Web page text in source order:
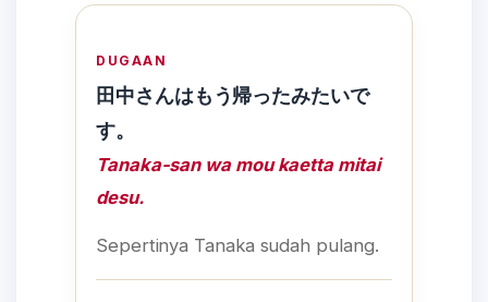
DUGAAN
田中さんはもう帰ったみたいで
す。
Tanaka-san wa mou kaetta mitai
desu.
Sepertinya Tanaka sudah pulang.